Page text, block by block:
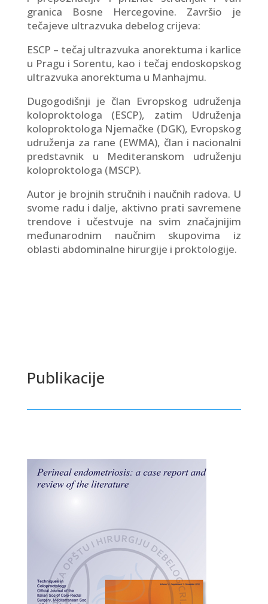
granica Bosne Hercegovine. Završio je
tečajeve ultrazvuka debelog crijeva:
ESCP – tečaj ultrazvuka anorektuma i karlice
u Pragu i Sorentu, kao i tečaj endoskopskog
ultrazvuka anorektuma u Manhajmu.
Dugogodišnji je član Evropskog udruženja
koloproktologa (ESCP), zatim Udruženja
koloproktologa Njemačke (DGK), Evropskog
udruženja za rane (EWMA), član i nacionalni
predstavnik u Mediteranskom udruženju
koloproktologa (MSCP).
Autor je brojnih stručnih i naučnih radova. U
svome radu i dalje, aktivno prati savremene
trendove i učestvuje na svim značajnijim
međunarodnim naučnim skupovima iz
oblasti abdominalne hirurgije i proktologije.
Publikacije